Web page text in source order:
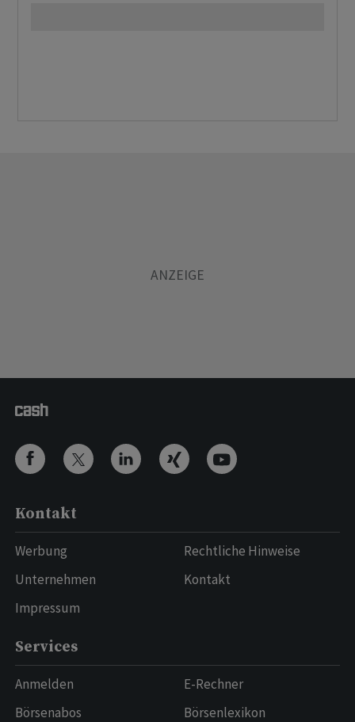
Kontakt
Werbung
Unternehmen
Impressum
Rechtliche Hinweise
Kontakt
Services
Anmelden
Börsenabos
E-Rechner
Börsenlexikon